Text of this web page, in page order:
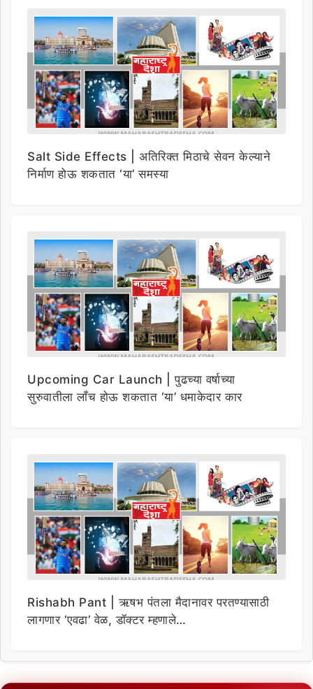
Salt Side Effects | अतिरिक्त मिठाचे सेवन केल्याने
निर्माण होऊ शकतात ‘या’ समस्या
Upcoming Car Launch | पुढच्या वर्षाच्या
सुरुवातीला लाँच होऊ शकतात ‘या’ धमाकेदार कार
Rishabh Pant | ऋषभ पंतला मैदानावर परतण्यासाठी
लागणार ‘एवढा’ वेळ, डॉक्टर म्हणाले…